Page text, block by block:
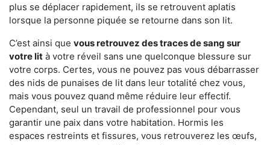
plus se déplacer rapidement, ils se retrouvent aplatis
lorsque la personne piquée se retourne dans son lit.
C’est ainsi que vous retrouvez des traces de sang sur
votre lit à votre réveil sans une quelconque blessure sur
votre corps. Certes, vous ne pouvez pas vous débarrasser
des nids de punaises de lit dans leur totalité chez vous,
mais vous pouvez quand même réduire leur effectif.
Cependant, seul un travail de professionnel pour vous
garantir une paix dans votre habitation. Hormis les
espaces restreints et fissures, vous retrouverez les œufs,